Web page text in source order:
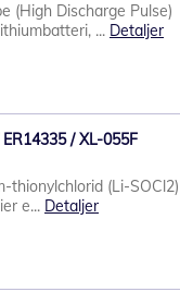
(High Discharge Pulse)
... Detaljer
/ XL-055F
thionylchlorid (Li-SOCl2)
e... Detaljer